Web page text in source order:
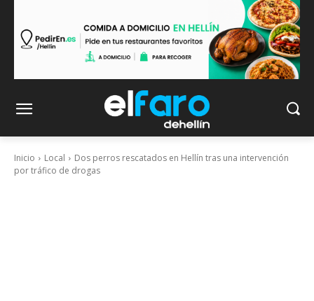
Inicio Local
Dos perros rescatados en Hellín tras una intervención
por tráfico de drogas